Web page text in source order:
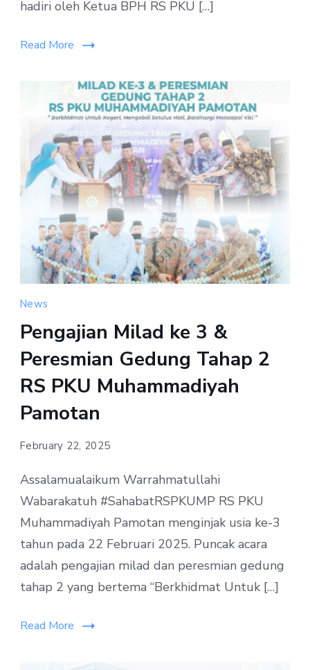
hadiri oleh Ketua BPH RS PKU […]
Read More
News
Pengajian Milad ke 3 &
Peresmian Gedung Tahap 2
RS PKU Muhammadiyah
Pamotan
February 22, 2025
Assalamualaikum Warrahmatullahi
Wabarakatuh #SahabatRSPKUMP RS PKU
Muhammadiyah Pamotan menginjak usia ke-3
tahun pada 22 Februari 2025. Puncak acara
adalah pengajian milad dan peresmian gedung
tahap 2 yang bertema “Berkhidmat Untuk […]
Read More